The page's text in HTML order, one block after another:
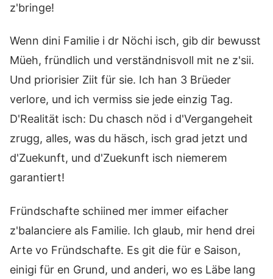
z'bringe!
Wenn dini Familie i dr Nöchi isch, gib dir bewusst
Müeh, fründlich und verständnisvoll mit ne z'sii.
Und priorisier Ziit für sie. Ich han 3 Brüeder
verlore, und ich vermiss sie jede einzig Tag.
D'Realität isch: Du chasch nöd i d'Vergangeheit
zrugg, alles, was du häsch, isch grad jetzt und
d'Zuekunft, und d'Zuekunft isch niemerem
garantiert!
Fründschafte schiined mer immer eifacher
z'balanciere als Familie. Ich glaub, mir hend drei
Arte vo Fründschafte. Es git die für e Saison,
einigi für en Grund, und anderi, wo es Läbe lang